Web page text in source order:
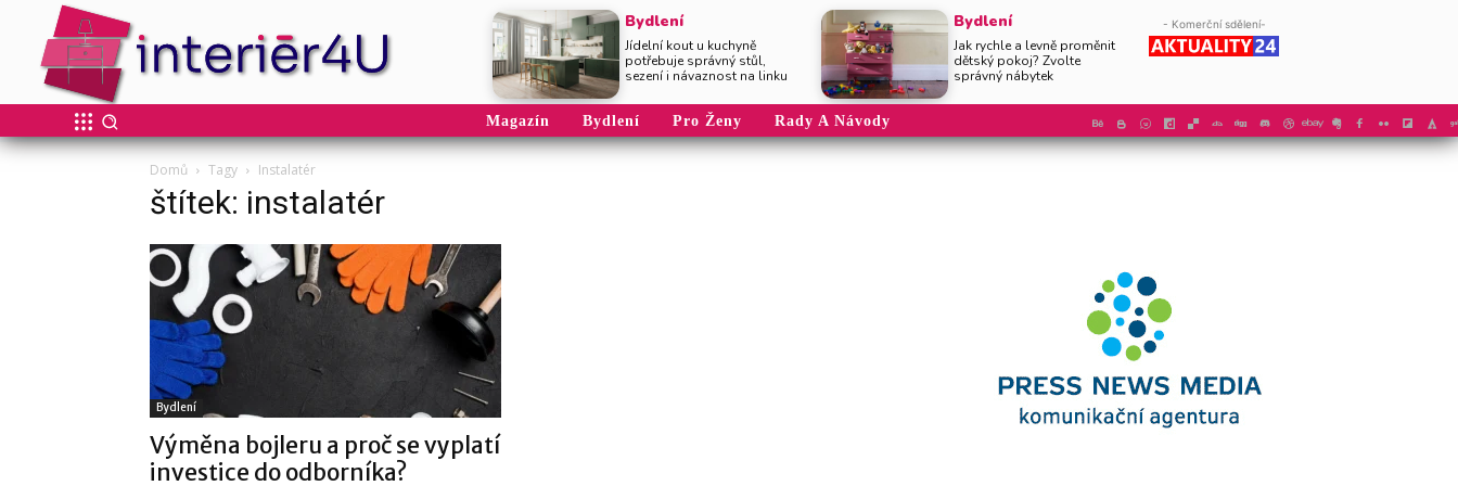
Bydlení
Jídelní kout u kuchyně
potřebuje správný stůl,
sezení i návaznost na linku
Bydlení
Jak rychle a levně proměnit
dětský pokoj? Zvolte
správný nábytek
- Komerční sdělení-
Magazín Bydlení Pro Ženy Rady A Návody
Domů Tagy Instalatér
štítek: instalatér
Bydlení
Výměna bojleru a proč se vyplatí
investice do odborníka?